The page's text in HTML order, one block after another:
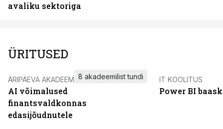
avaliku sektoriga
ÜRITUSED
ÄRIPÄEVA AKADEEMIA
AI võimalused
finantsvaldkonnas
edasijõudnutele
8 akadeemilist tundi IT KOOLITUS
Power BI